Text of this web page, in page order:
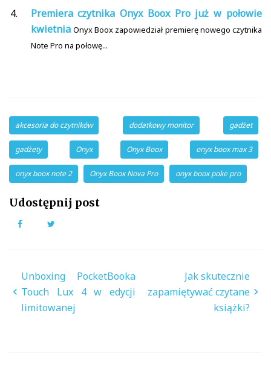
Premiera czytnika Onyx Boox Pro już w połowie
kwietnia Onyx Boox zapowiedział premierę nowego czytnika
Note Pro na połowę...
akcesoria do czytników dodatkowy monitor gadżet
gadżety Onyx Onyx Boox onyx boox max 3
onyx boox note 2 Onyx Boox Nova Pro onyx boox poke pro
Udostępnij post
Facebook
Nawigacja
wpisu
Unboxing PocketBooka
Touch Lux 4 w edycji
limitowanej
Jak skutecznie
zapamiętywać czytane
książki?